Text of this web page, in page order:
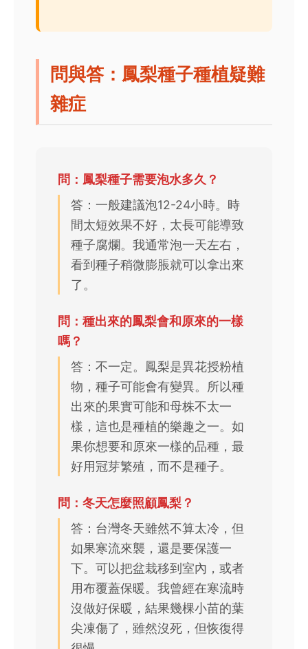
問與答：鳳梨種子種植疑難
雜症
問：鳳梨種子需要泡水多久？
答：一般建議泡12-24小時。時
間太短效果不好，太長可能導致
種子腐爛。我通常泡一天左右，
看到種子稍微膨脹就可以拿出來
了。
問：種出來的鳳梨會和原來的一樣
嗎？
答：不一定。鳳梨是異花授粉植
物，種子可能會有變異。所以種
出來的果實可能和母株不太一
樣，這也是種植的樂趣之一。如
果你想要和原來一樣的品種，最
好用冠芽繁殖，而不是種子。
問：冬天怎麼照顧鳳梨？
答：台灣冬天雖然不算太冷，但
如果寒流來襲，還是要保護一
下。可以把盆栽移到室內，或者
用布覆蓋保暖。我曾經在寒流時
沒做好保暖，結果幾棵小苗的葉
尖凍傷了，雖然沒死，但恢復得